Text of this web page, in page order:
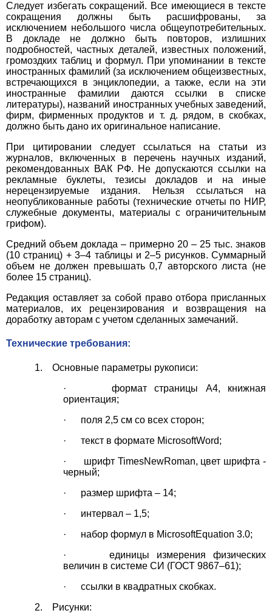
Следует избегать сокращений. Все имеющиеся в тексте
сокращения должны быть расшифрованы, за
исключением небольшого числа общеупотребительных.
В докладе не должно быть повторов, излишних
подробностей, частных деталей, известных положений,
громоздких таблиц и формул. При упоминании в тексте
иностранных фамилий (за исключением общеизвестных,
встречающихся в энциклопедии, а также, если на эти
иностранные фамилии даются ссылки в списке
литературы), названий иностранных учебных заведений,
фирм, фирменных продуктов и т. д. рядом, в скобках,
должно быть дано их оригинальное написание.
При цитировании следует ссылаться на статьи из
журналов, включенных в перечень научных изданий,
рекомендованных ВАК РФ. Не допускаются ссылки на
рекламные буклеты, тезисы докладов и на иные
нерецензируемые издания. Нельзя ссылаться на
неопубликованные работы (технические отчеты по НИР,
служебные документы, материалы с ограничительным
грифом).
Средний объем доклада – примерно 20 – 25 тыс. знаков
(10 страниц) + 3–4 таблицы и 2–5 рисунков. Суммарный
объем не должен превышать 0,7 авторского листа (не
более 15 страниц).
Редакция оставляет за собой право отбора присланных
материалов, их рецензирования и возвращения на
доработку авторам с учетом сделанных замечаний.
Технические требования:
1. Основные параметры рукописи:
· формат страницы А4, книжная
ориентация;
· поля 2,5 см со всех сторон;
· текст в формате MicrosoftWord;
· шрифт TimesNewRoman, цвет шрифта -
черный;
· размер шрифта – 14;
· интервал – 1,5;
· набор формул в MicrosoftEquation 3.0;
· единицы измерения физических
величин в системе СИ (ГОСТ 9867–61);
· ссылки в квадратных скобках.
2. Рисунки: